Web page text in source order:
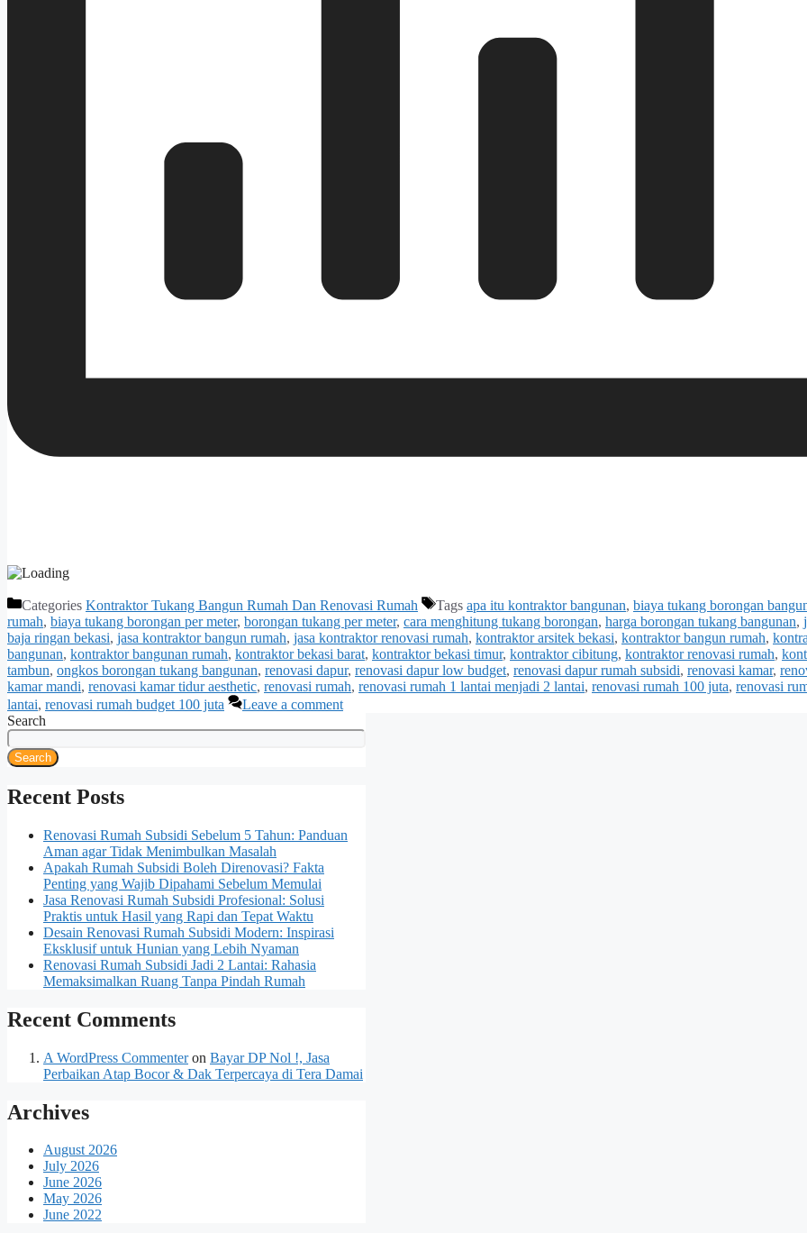
Categories Kontraktor Tukang Bangun Rumah Dan Renovasi Rumah Tags apa itu kontraktor bangunan, biaya tukang borongan
rumah, biaya tukang borongan per meter, borongan tukang per meter, cara menghitung tukang borongan, harga borongan tukang bangunan,
baja ringan bekasi, jasa kontraktor bangun rumah, jasa kontraktor renovasi rumah, kontraktor arsitek bekasi, kontraktor bangun rumah,
bangunan, kontraktor bangunan rumah, kontraktor bekasi barat, kontraktor bekasi timur, kontraktor cibitung, kontraktor renovasi rumah,
tambun, ongkos borongan tukang bangunan, renovasi dapur, renovasi dapur low budget, renovasi dapur rumah subsidi, renovasi kamar,
kamar mandi, renovasi kamar tidur aesthetic, renovasi rumah, renovasi rumah 1 lantai menjadi 2 lantai, renovasi rumah 100 juta, renovasi
lantai, renovasi rumah budget 100 juta
Leave a comment
Search
Search
Recent Posts
Renovasi Rumah Subsidi Sebelum 5 Tahun: Panduan
Aman agar Tidak Menimbulkan Masalah
Apakah Rumah Subsidi Boleh Direnovasi? Fakta
Penting yang Wajib Dipahami Sebelum Memulai
Jasa Renovasi Rumah Subsidi Profesional: Solusi
Praktis untuk Hasil yang Rapi dan Tepat Waktu
Desain Renovasi Rumah Subsidi Modern: Inspirasi
Eksklusif untuk Hunian yang Lebih Nyaman
Renovasi Rumah Subsidi Jadi 2 Lantai: Rahasia
Memaksimalkan Ruang Tanpa Pindah Rumah
Recent Comments
A WordPress Commenteron Bayar DP Nol !, Jasa
Perbaikan Atap Bocor & Dak Terpercaya di Tera Damai
Archives
August 2026
July 2026
June 2026
May 2026
June 2022